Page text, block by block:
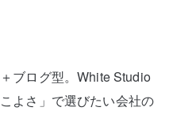
ブログ型。White Studio
よさ」で選びたい会社の